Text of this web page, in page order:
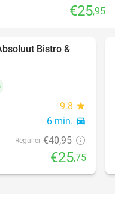
€25,95
37%
Bistro &
9.8 star
6 min. directions_car
Regulier €40,95
€25,75